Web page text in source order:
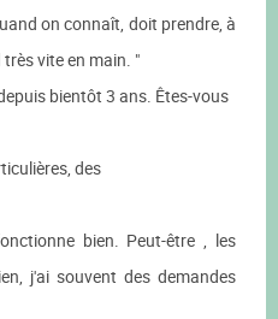
on connaît, doit prendre, à
vite en main. "
bientôt 3 ans. Êtes-vous
des
bien. Peut-être , les
j'ai souvent des demandes